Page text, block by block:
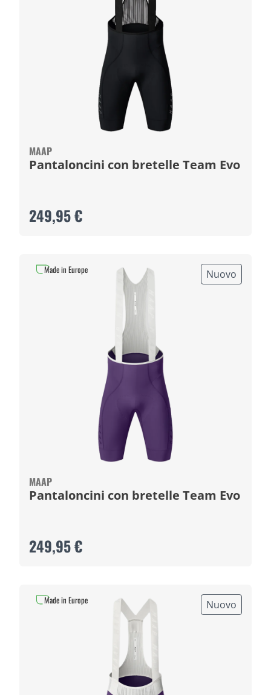
MAAP
Pantaloncini con bretelle Team Evo
249,95 €
Nuovo
MAAP
Pantaloncini con bretelle Team Evo
249,95 €
Made in Europe
Nuovo
Made in Europe